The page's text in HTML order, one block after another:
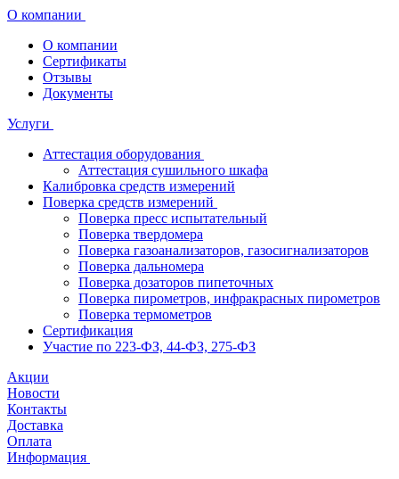
О компании
О компании
Сертификаты
Отзывы
Документы
Услуги
Аттестация оборудования
Аттестация сушильного шкафа
Калибровка средств измерений
Поверка средств измерений
Поверка пресс испытательный
Поверка твердомера
Поверка газоанализаторов, газосигнализаторов
Поверка дальномера
Поверка дозаторов пипеточных
Поверка пирометров, инфракрасных пирометров
Поверка термометров
Сертификация
Участие по 223-ФЗ, 44-ФЗ, 275-ФЗ
Акции
Новости
Контакты
Доставка
Оплата
Информация